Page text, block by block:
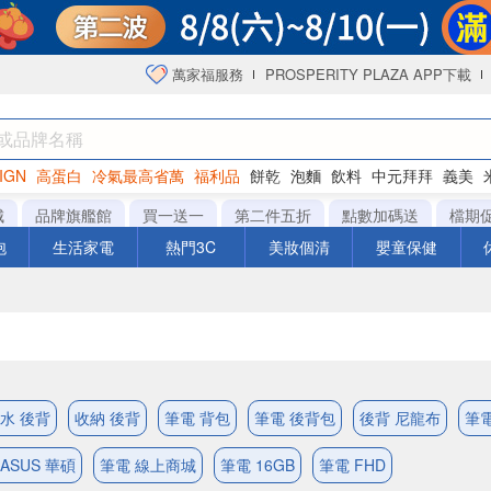
萬家福服務 PROSPERITY PLAZA APP下載
高蛋白 冷氣最高省萬 福利品 餅乾 泡麵 飲料 中元拜拜 義美
洋芋片
品牌旗艦館 買一送一 第二件五折 點數加碼送
檔期
生活家電 熱門3C 美妝個清 嬰童保健
後背 收納 後背 筆電 背包 筆電 後背包 後背 尼龍布 筆
華碩 筆電 線上商城 筆電 16GB 筆電 FHD